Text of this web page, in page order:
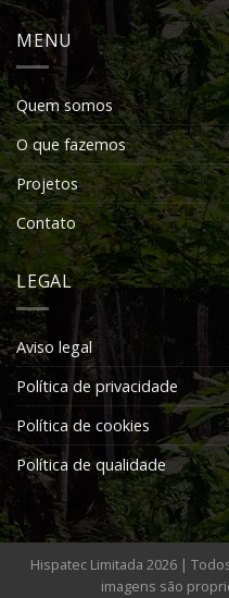
MENU
Quem somos
O que fazemos
Projetos
Contato
LEGAL
Aviso legal
Política de privacidade
Política de cookies
Política de qualidade
Hispatec Limitada 2026 |
imagens são